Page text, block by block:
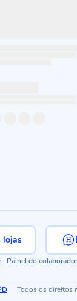
lojas
Painel do colaborador
Todos os direitos